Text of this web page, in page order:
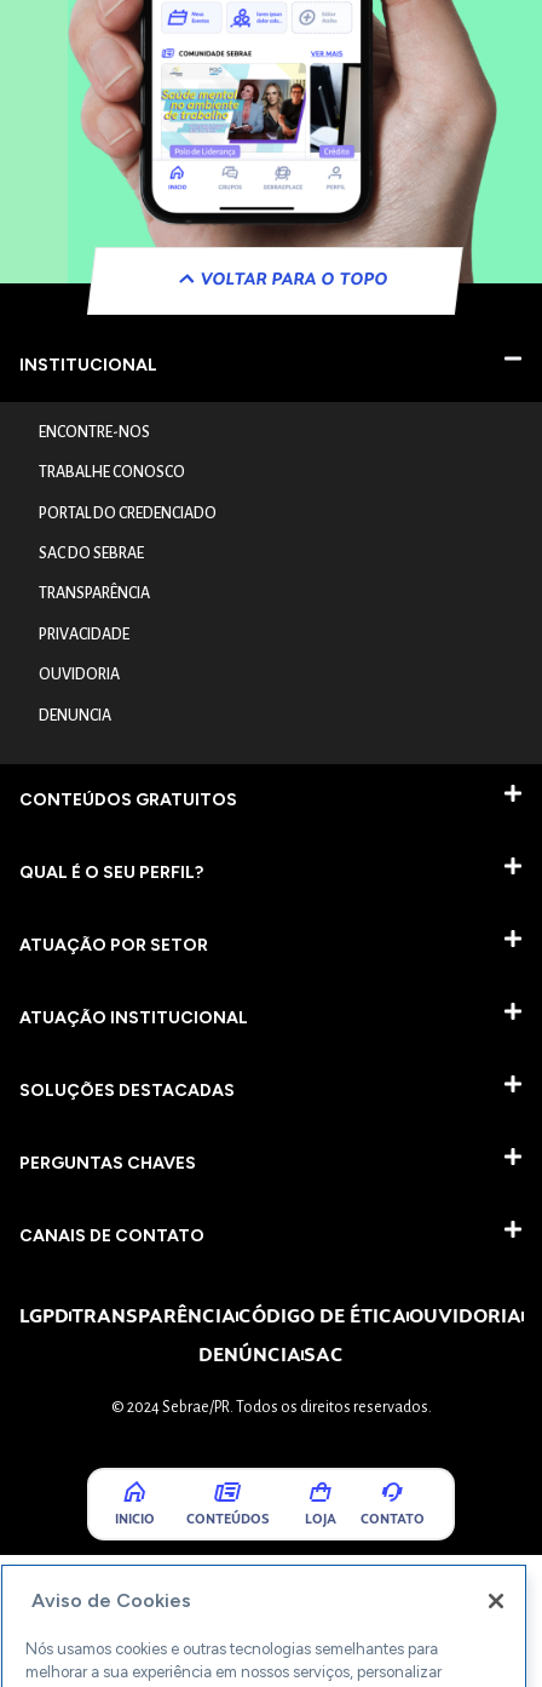
VOLTAR PARA O TOPO
INSTITUCIONAL
ENCONTRE-NOS
TRABALHE CONOSCO
PORTAL DO CREDENCIADO
SAC DO SEBRAE
TRANSPARÊNCIA
PRIVACIDADE
OUVIDORIA
DENUNCIA
CONTEÚDOS GRATUITOS
QUAL É O SEU PERFIL?
ATUAÇÃO POR SETOR
ATUAÇÃO INSTITUCIONAL
SOLUÇÕES DESTACADAS
PERGUNTAS CHAVES​
CANAIS DE CONTATO
LGPDTRANSPARÊNCIACÓDIGO DE ÉTICAOUVIDORIA
DENÚNCIASAC
© 2024 Sebrae/PR. Todos os direitos reservados.
INICIO CONTEÚDOS LOJA CONTATO
Aviso de Cookies
Nós usamos cookies e outras tecnologias semelhantes para
melhorar a sua experiência em nossos serviços, personalizar